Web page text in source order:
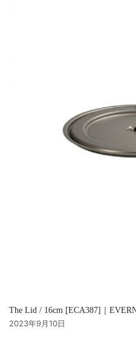
The Lid / 16cm [ECA387]｜
2023年9月10日